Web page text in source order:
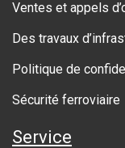
g
o
v
Ventes et appels
Des travaux
Politique de
Sécurité ferroviaire
Service